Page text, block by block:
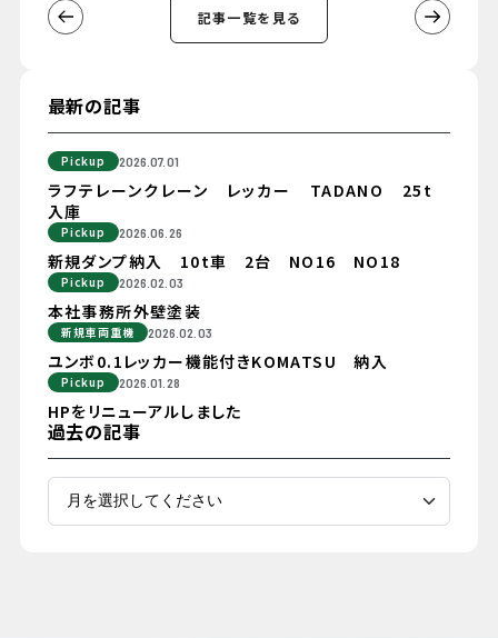
記事一覧を見る
最新の記事
Pickup 2026.07.01
ラフテレーンクレーン レッカー TADANO 25t
入庫
Pickup 2026.06.26
新規ダンプ納入 10t車 2台 NO16 NO18
Pickup 2026.02.03
本社事務所外壁塗装
新規車両重機 2026.02.03
ユンボ0.1レッカー機能付きKOMATSU 納入
Pickup 2026.01.28
HPをリニューアルしました
過去の記事